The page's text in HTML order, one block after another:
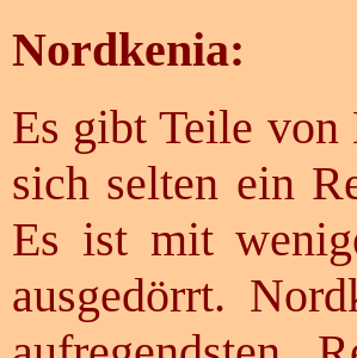
Nordkenia:
Es gibt Teile von
sich selten ein
Es ist mit
ausgedörrt.